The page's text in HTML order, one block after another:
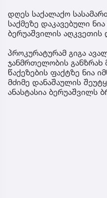
დღეს საქალაქო
საქმეზე დაკავებული
ბერუაშვილის აღკვეთის
პროკურატურამ გიგა
ჯანმრთელობის განზრახ
წაქეზების ფაქტზე ნია
მძიმე დანაშაულის
ანასტასია ბერუაშვილს